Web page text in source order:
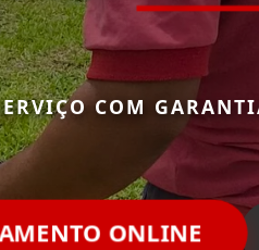
COM
ONLINE